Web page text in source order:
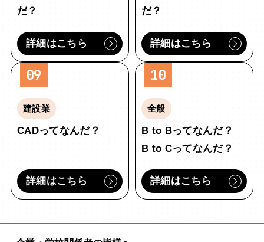
だ？
詳細はこちら
だ？
詳細はこちら
09
建設業
CADってなんだ？
詳細はこちら
10
全般
B to Bってなんだ？
B to Cってなんだ？
詳細はこちら